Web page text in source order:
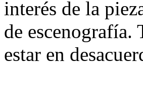
interés de la
de escenografía.
estar en